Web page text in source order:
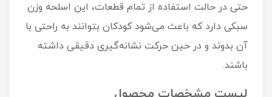
حتی در حالت استفاده از تمام قطعات، این اسلحه وزن
سبکی دارد که باعث می‌شود کودکان بتوانند به راحتی با
آن بدوند و در حین حرکت نشانه‌گیری دقیقی داشته
باشند.